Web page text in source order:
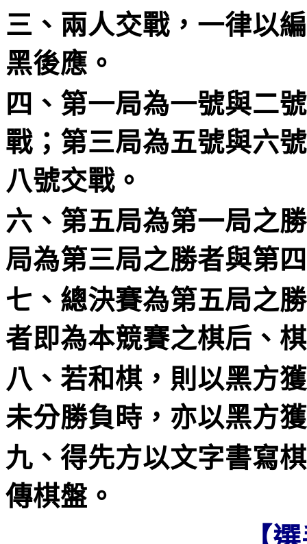
三、兩人交戰，一律以
黑後應。
四、第一局為一號與二
戰；第三局為五號與
八號交戰。
六、第五局為第一局之
局為第三局之勝者與
七、總決賽為第五局之
者即為本競賽之棋后、
八、若和棋，則以黑方
未分勝負時，亦以黑方
九、得先方以文字書寫
傳棋盤。